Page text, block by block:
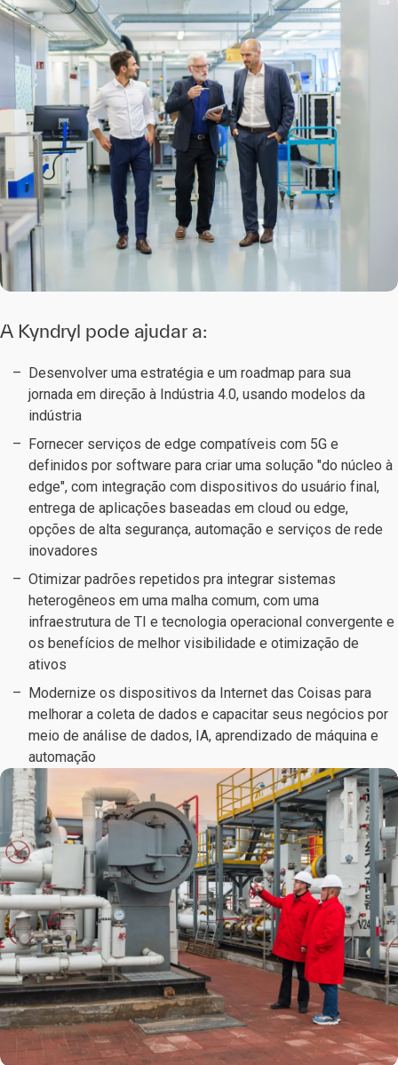
A Kyndryl pode ajudar a:
Desenvolver uma estratégia e um roadmap para sua
jornada em direção à Indústria 4.0, usando modelos da
indústria
Fornecer serviços de edge compatíveis com 5G e
definidos por software para criar uma solução "do núcleo à
edge", com integração com dispositivos do usuário final,
entrega de aplicações baseadas em cloud ou edge,
opções de alta segurança, automação e serviços de rede
inovadores
Otimizar padrões repetidos pra integrar sistemas
heterogêneos em uma malha comum, com uma
infraestrutura de TI e tecnologia operacional convergente e
os benefícios de melhor visibilidade e otimização de
ativos
Modernize os dispositivos da Internet das Coisas para
melhorar a coleta de dados e capacitar seus negócios por
meio de análise de dados, IA, aprendizado de máquina e
automação